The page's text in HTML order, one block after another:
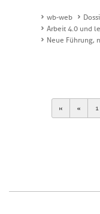
wb-web
Arbeit 4.0 und
Neue Führung,
First Previous
1